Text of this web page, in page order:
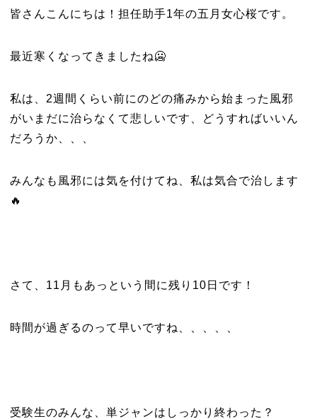
皆さんこんにちは！担任助手1年の五月女心桜です。
最近寒くなってきましたね🥶
私は、2週間くらい前にのどの痛みから始まった風邪
がいまだに治らなくて悲しいです、どうすればいいん
だろうか、、、
みんなも風邪には気を付けてね、私は気合で治します
🔥
さて、11月もあっという間に残り10日です！
時間が過ぎるのって早いですね、、、、、
受験生のみんな、単ジャンはしっかり終わった？